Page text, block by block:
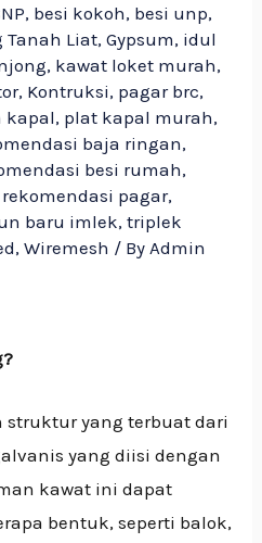
, besi kokoh, besi unp,
Tanah Liat,Gypsum, idul
, kawat loket murah,
, Kontruksi, pagar brc,
kapal, plat kapal murah,
baja ringan,
besi rumah,
rekomendasi pagar,
baru imlek,triplek
,Wiremesh / By Admin
struktur yang terbuat dari
yang diisi dengan
kawat ini dapat
bentuk, seperti balok,